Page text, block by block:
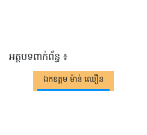
អត្ថបទពាក់ព័ន្ធ ៖
ឯកឧត្តម ម៉ាន់ ឈឿន